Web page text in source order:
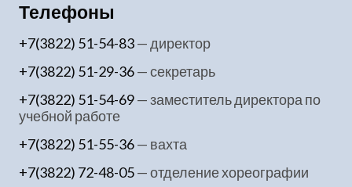
Телефоны
+7(3822) 51-54-83— директор
+7(3822) 51-29-36— секретарь
+7(3822) 51-54-69— заместитель директора по
учебной работе
+7(3822) 51-55-36— вахта
+7(3822) 72-48-05— отделение хореографии